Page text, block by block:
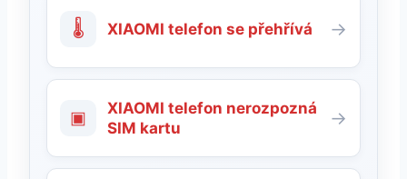
🌡 XIAOMI telefon se přehřívá →
▣
XIAOMI telefon nerozpozná
SIM kartu
→